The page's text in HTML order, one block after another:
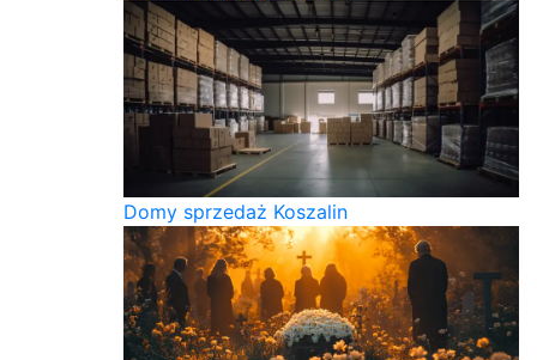
Domy sprzedaż Koszalin